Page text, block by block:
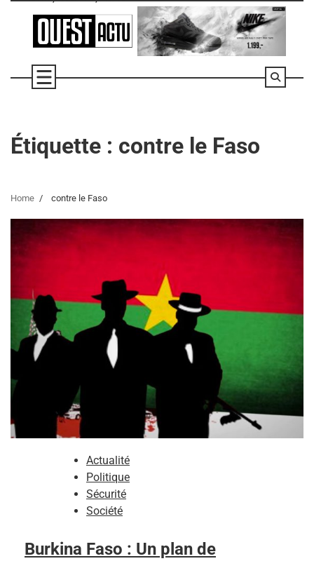
Étiquette : contre le Faso
Home contre le Faso
Actualité
Politique
Sécurité
Société
Burkina Faso : Un plan de